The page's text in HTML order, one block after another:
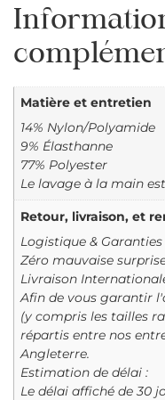
Matière et entretien
14% Nylon/Polyamide
9% Élasthanne
77% Polyester
Le lavage à la main
Retour, livraison, et
Logistique & Garanties
Zéro mauvaise
Livraison
Afin de vous garantir
(y compris les tailles
répartis entre nos
Angleterre.
Estimation de délai :
Le délai affiché de 30